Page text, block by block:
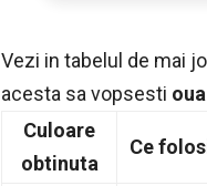
Vezi in tabelul de mai
acesta sa vopsesti
Culoare
obtinuta
Ce